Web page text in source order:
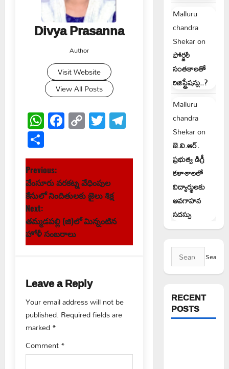
Divya Prasanna
Author
Visit Website
View All Posts
WhatsApp
Facebook
Copy
Link
TwitterTelegram
P
o
s
t
a
v
i
g
Previous:
వేంసూరు వరకట్న వేధింపుల
కేసులో నిందితులకు జైలు శిక్ష
Next:
తమ్మడపల్లి (జి)లో మిన్నంటిన
హోళీ సంబరాలు
Leave a Reply
Your email address will not be
published. Required fields are
marked*
Comment*
Malluru
chandra
Shekaron
ఫోర్జరీ
సంతకాలతో
రిజిస్ట్రేషన్లు..?
Malluru
chandra
Shekaron
జె.వి.ఆర్.
ప్రభుత్వ డిగ్రీ
కళాశాలలో
విద్యార్థులకు
అవగాహన
సదస్సు
Search
for:
RECENT
POSTS